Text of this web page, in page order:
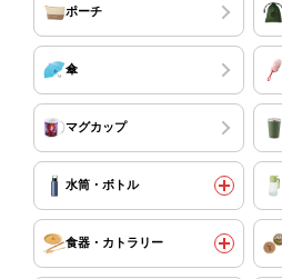
ポーチ
傘
マグカップ
水筒・ボトル
食器・カトラリー